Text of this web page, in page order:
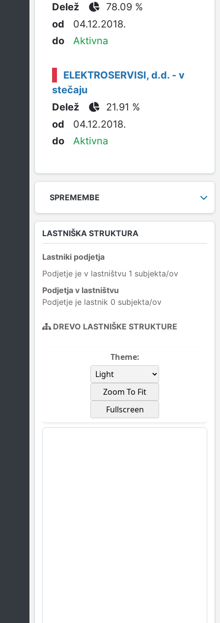
78.09 %
04.12.2018.
Aktivna
ELEKTROSERVISI, d.d. - v
stečaju
21.91 %
04.12.2018.
Aktivna
SPREMEMBE
LASTNIŠKA STRUKTURA
Lastniki podjetja
Podjetje je v lastništvu 1 subjekta/ov
Podjetja v lastništvu
Podjetje je lastnik 0 subjekta/ov
DREVO LASTNIŠKE STRUKTURE
Theme:
Zoom To Fit
Fullscreen